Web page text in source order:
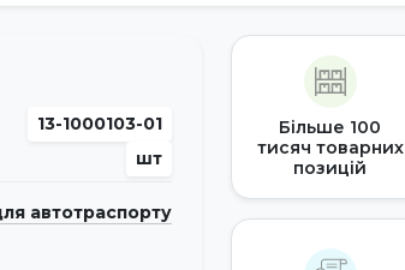
13-1000103-01
шт
автотраспорту
Більше 100
тисяч товарних
позицій